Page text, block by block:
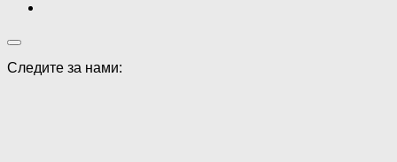
Следите за нами: